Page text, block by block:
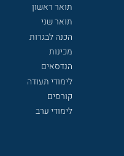
תואר ראשון
תואר שני
הכנה לבגרות
מכינות
הנדסאים
לימודי תעודה
קורסים
לימודי ערב